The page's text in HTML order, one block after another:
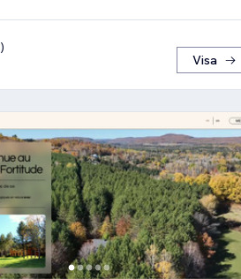
)
Visa